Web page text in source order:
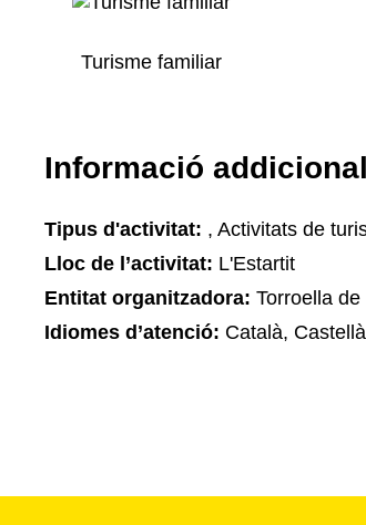
Turisme familiar
Informació addicional
Tipus d'activitat: , Activitats de
Lloc de l’activitat: L'Estartit
Entitat organitzadora: Torroella
Idiomes d’atenció: Català, Castellà